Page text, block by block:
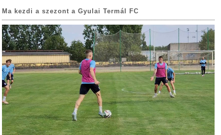
Ma kezdi a szezont a Gyulai Termál FC